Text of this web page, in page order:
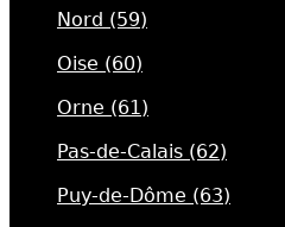
Nord (59)
Oise (60)
Orne (61)
Pas-de-Calais (62)
Puy-de-Dôme (63)